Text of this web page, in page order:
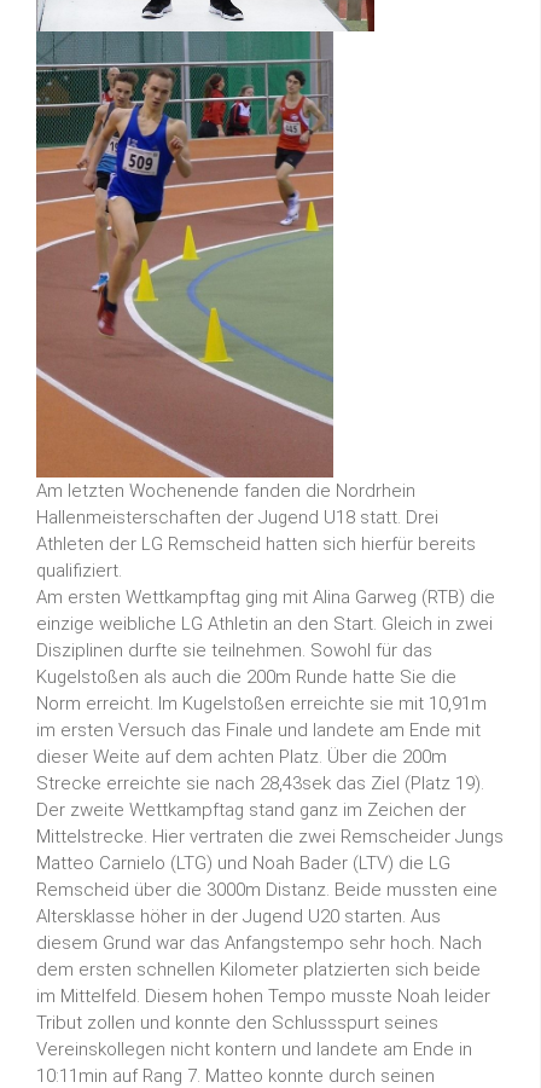
Am letzten Wochenende fanden die Nordrhein
Hallenmeisterschaften der Jugend U18 statt. Drei
Athleten der LG Remscheid hatten sich hierfür bereits
qualifiziert.
Am ersten Wettkampftag ging mit Alina Garweg (RTB) die
einzige weibliche LG Athletin an den Start. Gleich in zwei
Disziplinen durfte sie teilnehmen. Sowohl für das
Kugelstoßen als auch die 200m Runde hatte Sie die
Norm erreicht. Im Kugelstoßen erreichte sie mit 10,91m
im ersten Versuch das Finale und landete am Ende mit
dieser Weite auf dem achten Platz. Über die 200m
Strecke erreichte sie nach 28,43sek das Ziel (Platz 19).
Der zweite Wettkampftag stand ganz im Zeichen der
Mittelstrecke. Hier vertraten die zwei Remscheider Jungs
Matteo Carnielo (LTG) und Noah Bader (LTV) die LG
Remscheid über die 3000m Distanz. Beide mussten eine
Altersklasse höher in der Jugend U20 starten. Aus
diesem Grund war das Anfangstempo sehr hoch. Nach
dem ersten schnellen Kilometer platzierten sich beide
im Mittelfeld. Diesem hohen Tempo musste Noah leider
Tribut zollen und konnte den Schlussspurt seines
Vereinskollegen nicht kontern und landete am Ende in
10:11min auf Rang 7. Matteo konnte durch seinen